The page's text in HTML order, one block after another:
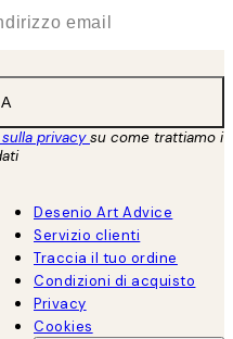
privacysu come trattiamo i
Desenio Art Advice
Servizio clienti
Traccia il tuo ordine
Condizioni di acquisto
Privacy
Cookies